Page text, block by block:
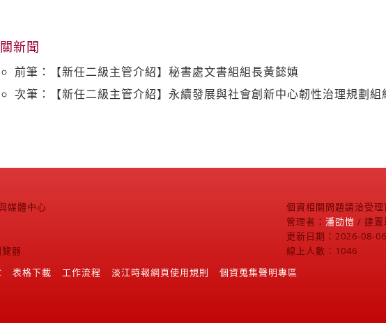
新聞
前筆：【新任二級主管介紹】秘書處文書組組長黃懿嫃
次筆：【新任二級主管介紹】永續發展與社會創新中心韌性治理規劃組
媒體中心
器
個資相關問題請洽受
管理者： 潘劭愷 / 建置
更新日期：2026-08-
線上人數：1046
表格下載 工作流程 淡江時報網頁使用規則 個資蒐集聲明專區